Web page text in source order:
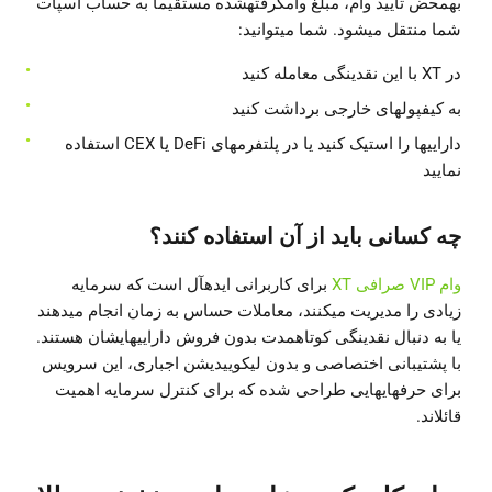
شما منتقل میشود. شما میتوانید:
در XT با این نقدینگی معامله کنید
به کیفپولهای خارجی برداشت کنید
داراییها را استیک کنید یا در پلتفرمهای DeFi یا CEX استفاده
نمایید
چه کسانی باید از آن استفاده کنند؟
وام VIP صرافی XT
برای کاربرانی ایدهآل است که سرمایه
زیادی را مدیریت میکنند، معاملات حساس به زمان انجام میدهند
یا به دنبال نقدینگی کوتاهمدت بدون فروش داراییهایشان هستند.
با پشتیبانی اختصاصی و بدون لیکوییدیشن اجباری، این سرویس
برای حرفهایهایی طراحی شده که برای کنترل سرمایه اهمیت
قائلاند.